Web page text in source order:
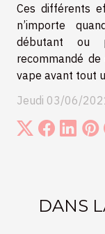
Ces différents
n’importe
débutant ou
recommandé
vape avant tout
Jeudi 03/06/
DANS